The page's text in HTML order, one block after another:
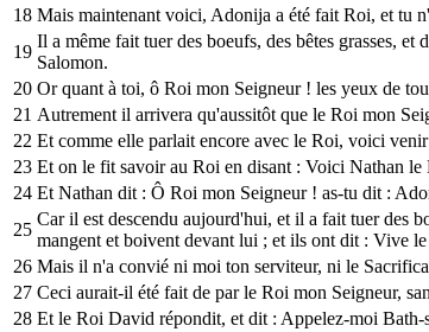
18 Mais maintenant voici, Adonija a été fait Roi, et tu
19
Il a même fait tuer des boeufs, des bêtes grasses,
Salomon.
20 Or quant à toi, ô Roi mon Seigneur ! les yeux de
21 Autrement il arrivera qu'aussitôt que le Roi mon
22 Et comme elle parlait encore avec le Roi, voici
23 Et on le fit savoir au Roi en disant : Voici Nathan le
24 Et Nathan dit : Ô Roi mon Seigneur ! as-tu dit :
25
Car il est descendu aujourd'hui, et il a fait tuer des
mangent et boivent devant lui ; et ils ont dit : Vive
26 Mais il n'a convié ni moi ton serviteur, ni le
27 Ceci aurait-il été fait de par le Roi mon Seigneur,
28 Et le Roi David répondit, et dit : Appelez-moi Bath-